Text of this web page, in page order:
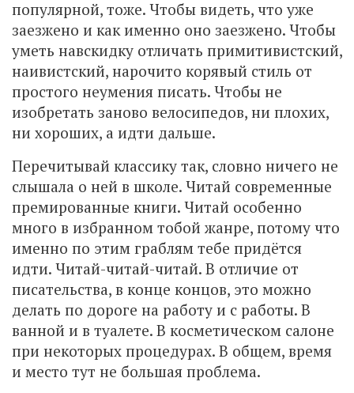
популярной, тоже. Чтобы видеть, что уже
заезжено и как именно оно заезжено. Чтобы
уметь навскидку отличать примитивистский,
наивистский, нарочито корявый стиль от
простого неумения писать. Чтобы не
изобретать заново велосипедов, ни плохих,
ни хороших, а идти дальше.
Перечитывай классику так, словно ничего не
слышала о ней в школе. Читай современные
премированные книги. Читай особенно
много в избранном тобой жанре, потому что
именно по этим граблям тебе придётся
идти. Читай-читай-читай. В отличие от
писательства, в конце концов, это можно
делать по дороге на работу и с работы. В
ванной и в туалете. В косметическом салоне
при некоторых процедурах. В общем, время
и место тут не большая проблема.